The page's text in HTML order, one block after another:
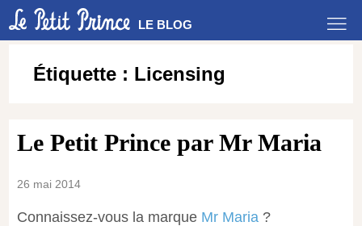
LE BLOG
Étiquette : Licensing
Le Petit Prince par Mr Maria
26 mai 2014
Connaissez-vous la marque Mr Maria ?